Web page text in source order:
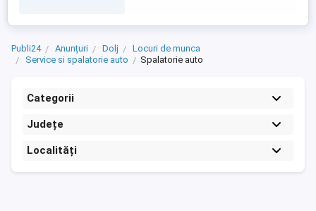
Publi24 Anunțuri Dolj
Locuri de munca
Service si spalatorie auto
Spalatorie auto
Categorii
Județe
Localități